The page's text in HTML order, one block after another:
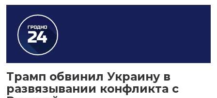
Трамп обвинил Украину в
развязывании конфликта с